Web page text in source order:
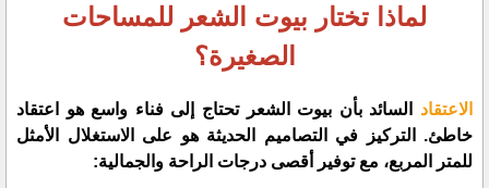
​لماذا تختار بيوت الشعر للمساحات
الصغيرة؟
الاعتقاد السائد بأن بيوت الشعر تحتاج إلى فناء واسع هو اعتقاد
خاطئ. التركيز في التصاميم الحديثة هو على الاستغلال الأمثل
للمتر المربع، مع توفير أقصى درجات الراحة والجمالية: